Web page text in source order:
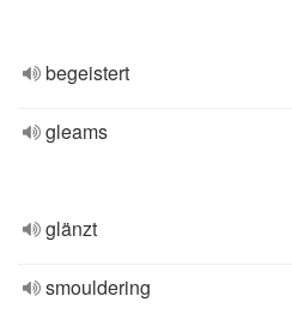
begeistert
gleams
glänzt
smouldering